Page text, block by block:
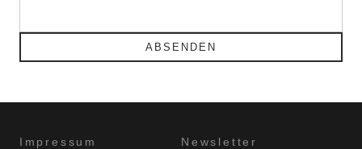
Impressum
Newsletter